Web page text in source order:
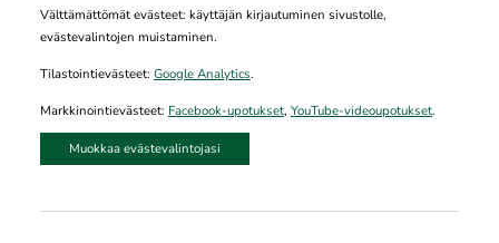
Välttämättömät evästeet: käyttäjän kirjautuminen sivustolle,
evästevalintojen muistaminen.
Tilastointievästeet: Google Analytics.
Markkinointievästeet: Facebook-upotukset, YouTube-videoupotukset.
Muokkaa evästevalintojasi